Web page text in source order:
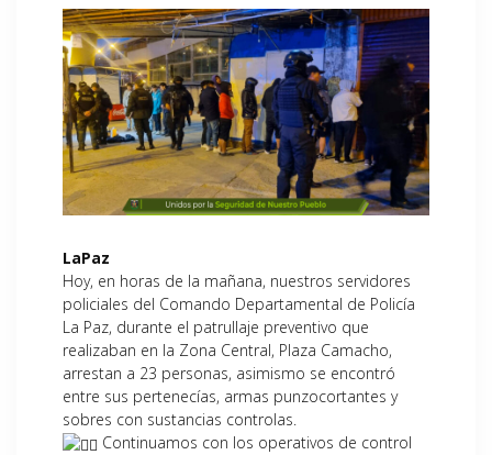
LaPaz
Hoy, en horas de la mañana, nuestros servidores
policiales del Comando Departamental de Policía
La Paz, durante el patrullaje preventivo que
realizaban en la Zona Central, Plaza Camacho,
arrestan a 23 personas, asimismo se encontró
entre sus pertenecías, armas punzocortantes y
sobres con sustancias controlas.
Continuamos con los operativos de control